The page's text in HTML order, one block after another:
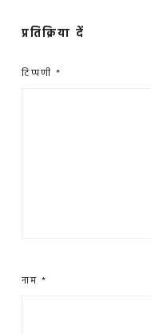
प्रतिक्रिया दें
टिप्पणी *
नाम *